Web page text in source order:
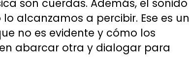
son cuerdas. Además, el sonido
alcanzamos a percibir. Ese es un
no es evidente y cómo los
abarcar otra y dialogar para